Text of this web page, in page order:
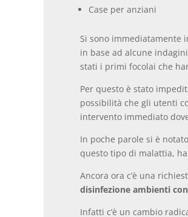
Case per anziani
Si sono immediatamente
in base ad alcune
stati i primi focolai che
Per questo è stato
possibilità che gli utenti
intervento immediato
In poche parole si è
questo tipo di malattia,
Ancora ora c’è una
disinfezione ambienti
Infatti c’è un cambio